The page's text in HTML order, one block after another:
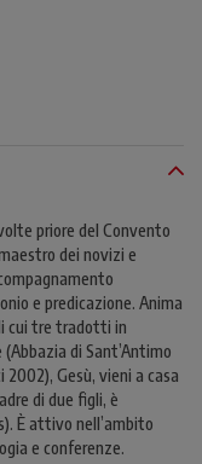
priore del Convento
dei novizi e
e predicazione. Anima
cui tre tradotti in
di Sant’Antimo
Gesù, vieni a casa
di due figli, è
È attivo nell’ambito
e conferenze.